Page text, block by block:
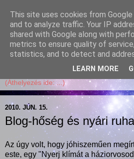
Garffyka
Szösszenetek a konyhámból, az
receptekkel, vidámsággal,
2010. JÚN. 15.
Blog-hőség és nyári ruha
Az úgy volt, hogy jóhiszeműen
este, egy "Nyerj klímát a
This site uses cookies from
and to analyze traffic. Your IP
shared with Google along with
metrics to ensure quality of
statistics, and to detect and
LEARN MORE